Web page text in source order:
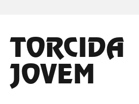
TORCIDA
JOVEM